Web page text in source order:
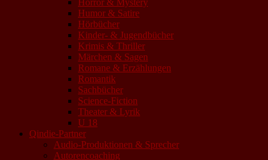
Horror & Mystery
Humor & Satire
Hörbücher
Kinder- & Jugendbücher
Krimis & Thriller
Märchen & Sagen
Romane & Erzählungen
Romantik
Sachbücher
Science-Fiction
Theater & Lyrik
U 18
Qindie-Partner
Audio-Produktionen & Sprecher
Autorencoaching